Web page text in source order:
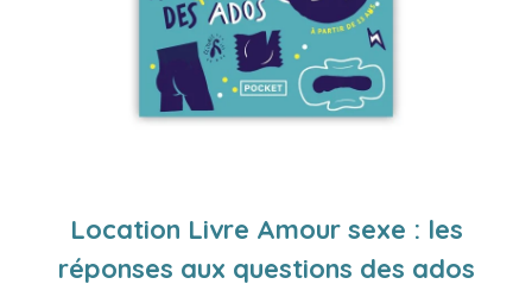
Location Livre Amour sexe : les
réponses aux questions des ados